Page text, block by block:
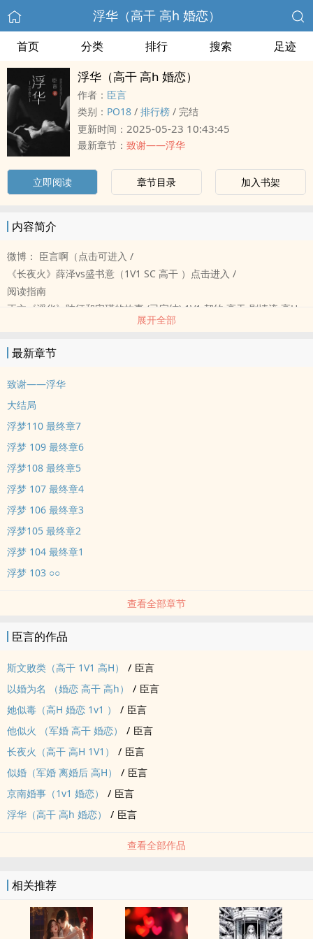
浮华（‎‌高‍‌干‌‍‌ ‌‍高‍‍h‎‌ 婚恋）
首页 分类 排行 搜索 足迹
浮华（‎‌高‍‌干‌‍‌ ‌‍高‍‍h‎‌ 婚恋）
作者： 臣言
类别： ‌‌‎P‎‌O‌‎‍1‍‌8‎‍ / 排行榜 / 完结
更新时间： 2025-05-23 10:43:45
最新章节： 致谢——浮华
立即阅读 章节目录 加入书架
内容简介
微博： 臣言啊（点击可进入 /
《长夜火》薛泽vs盛书意（‎‌1‌‎‌V‍‎1‍ SC ‎‌高‍‌干‌‍‌ ）点击进入 /
阅读指南
正文《浮华》陆征和宋瑾的故事 (已完结) ‎‌1‌‎‌V‍‎1‍ 契约 ‎‌高‍‌干‌‍‌ 剧情流 ‍‎‍高‌H‌
HE 房客变老板 京圈破产大佬变军二代。
甜宠 先婚后爱 HE ‍‎‍高‌H‌
喜欢看虐文可直接看 番外《浮梦》是赵临和唐馨的故事（已完结） 强
《浮梦》（已完结）赵临VS唐馨） 点击可直接进入阅读 /
‎‌1‌‎‌V‍‎1‍ SC ‍‎‍高‌H‌ 白切黑‍‍腹‎‌‌黑‎‌男 HE 强制 ‎‌高‍‌干‌‍‌
排雷预警：粗口，强制，肉多，过程虐心，结局HE
提前排雷：赵临是形婚。
男主：赵临
文案：上位者与掌权者的情感拉扯。
《浮华》已完结（陆征VS宋瑾）
点击可直接进入阅读 /
排雷预警：先性再爱，剧情为主， 肉为辅，剧情流言情向文。
设，戴黑色护腕有其他原因。
理智与性吸引力之间，宋瑾选择后者。
熟男‎‍熟‌‍女‌‎‍之间的情感拉锯战。(情感拉锯是陆征与宋瑾离开好运来再次
相遇后。）
男主：陆征（陆家老二）——《他似火》男主陆曜的亲二哥）
女主：宋瑾（宋晴，宋好运）——（好运来民宿管家，18禁言情小说
作家）
点击可直接进入阅读 /
（‎‌1‌‎‌V‍‎1‍ SC，婚恋 ‌‍高‍‍h‎‌ HE ）
男主：叶修言
《浮华》番外《浮婚》，番外《浮梦》》清水版本已签约内地平台，
（封面来自网络，侵权必删）
展开全部
最新章节
致谢——浮华
大结局
浮梦110 最终章7
浮梦 109 最终章6
浮梦108 最终章5
浮梦 107 最终章4
浮梦 106 最终章3
浮梦105 最终章2
浮梦 104 最终章1
浮梦 103 ○○
查看全部章节
臣言的作品
斯文败类（‎‌高‍‌干‌‍‌ ‎‌1‌‎‌V‍‎1‍ ‍‎‍高‌H‌） / 臣言
以婚为名 （婚恋 ‎‌高‍‌干‌‍‌ ‌‍高‍‍h‎‌）
/ 臣言
她似毒（‍‎‍高‌H‌ 婚恋 ‍‌1‎v‌1‍ ）
/ 臣言
他似火 （军婚 ‎‌高‍‌干‌‍‌ 婚恋）
/ 臣言
长夜火（‎‌高‍‌干‌‍‌ ‍‎‍高‌H‌ ‎‌1‌‎‌V‍‎1‍）
/ 臣言
似婚（军婚 离婚后 ‍‎‍高‌H‌）
/ 臣言
京南婚事（‍‌1‎v‌1‍ 婚恋）
/ 臣言
浮华（‎‌高‍‌干‌‍‌ ‌‍高‍‍h‎‌ 婚恋）
/ 臣言
查看全部作品
相关推荐